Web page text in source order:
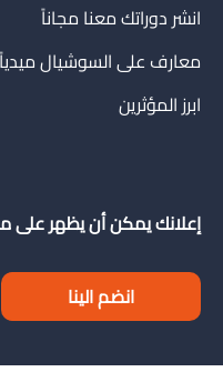
انشر دوراتك معنا مجاناً
معارف على السوشيال ميدياً
ابرز المؤثرين
إعلانك يمكن أن يظهر على
انضم الينا